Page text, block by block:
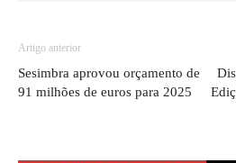
Artigo anterior
Sesimbra aprovou orçamento de
91 milhões de euros para 2025